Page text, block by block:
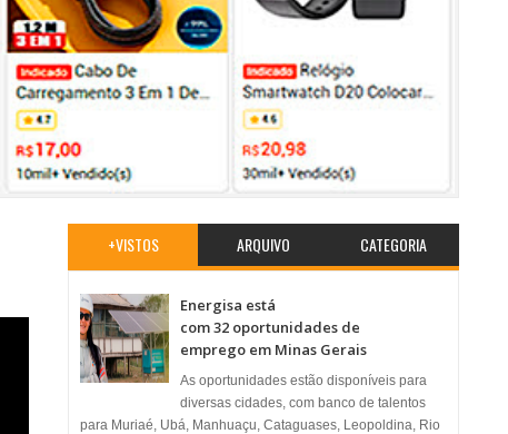
+VISTOS ARQUIVO CATEGORIA
Energisa está
com 32 oportunidades de
emprego em Minas Gerais
As oportunidades estão disponíveis para
diversas cidades, com banco de talentos
para Muriaé, Ubá, Manhuaçu, Cataguases, Leopoldina, Rio